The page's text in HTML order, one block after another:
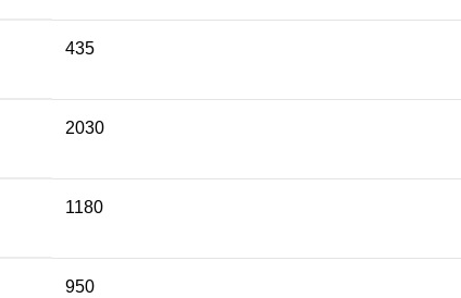
435
2030
1180
950